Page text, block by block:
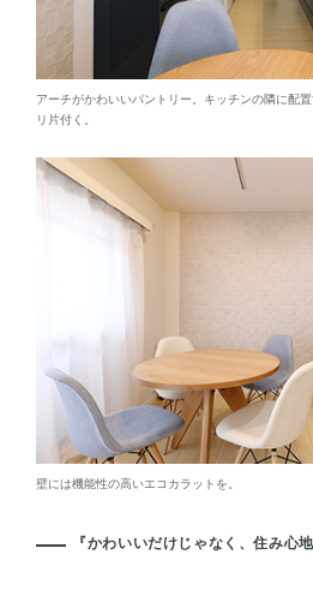
アーチがかわいいパントリー。キッチンの隣に配
リ片付く。
壁には機能性の高いエコカラットを。
『かわいいだけじゃなく、住み心